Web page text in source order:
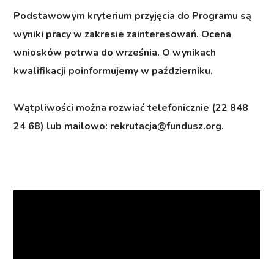
Podstawowym kryterium przyjęcia do Programu są
wyniki pracy w zakresie zainteresowań. Ocena
wniosków potrwa do września. O wynikach
kwalifikacji poinformujemy w październiku.
Wątpliwości można rozwiać telefonicznie (22 848
24 68) lub mailowo: rekrutacja@fundusz.org.